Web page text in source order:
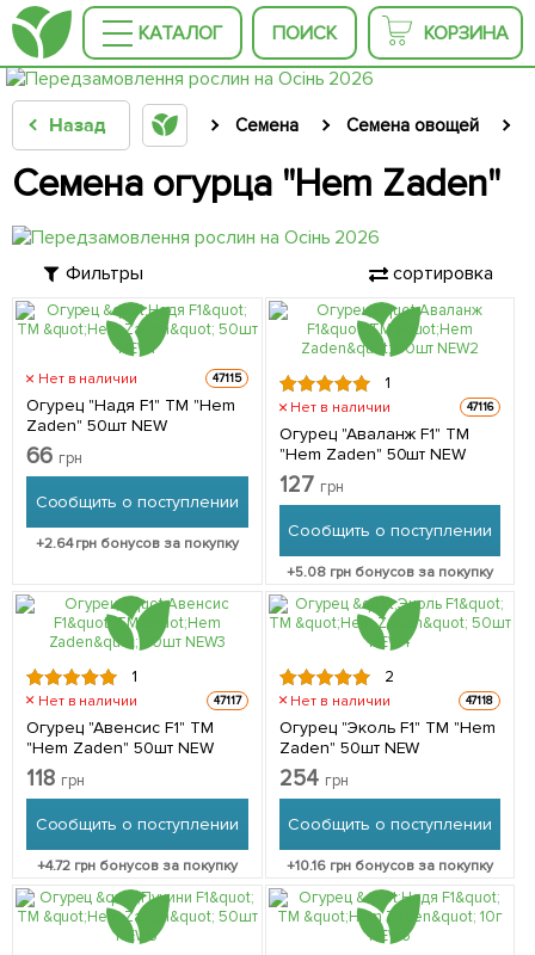
КАТАЛОГ ПОИСК КОРЗИНА
Назад Семена Семена овощей
Семена огурца "Hem Zaden"
Фильтры сортировка
Нет в наличии 47115
Огурец "Надя F1" ТМ "Hem
Zaden" 50шт NEW
66 грн
Сообщить о поступлении
+2.64грн бонусов за покупку
1
Нет в наличии 47116
Огурец "Аваланж F1" ТМ
"Hem Zaden" 50шт NEW
127 грн
Сообщить о поступлении
+5.08 грн бонусов за покупку
1
Нет в наличии 47117
Огурец "Авенсис F1" ТМ
"Hem Zaden" 50шт NEW
118 грн
Сообщить о поступлении
+4.72 грн бонусов за покупку
2
Нет в наличии 47118
Огурец "Эколь F1" ТМ "Hem
Zaden" 50шт NEW
254 грн
Сообщить о поступлении
+10.16 грн бонусов за покупку